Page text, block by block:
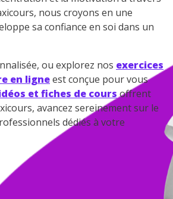
nous croyons en une
sa confiance en soi dans un
ou explorez nos exercices
en ligneest conçue pour vous
et fiches de coursoffrent
avancez sereinement sur le
dédiés à votre
pour exercer vos droits, vous pouvez